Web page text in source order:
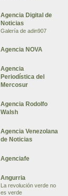
Agencia Digital de
Noticias
Galería de adin907
Agencia NOVA
Agencia
Periodística del
Mercosur
Agencia Rodolfo
Walsh
Agencia Venezolana
de Noticias
Agenciafe
Angurria
La revolución verde no
es verde